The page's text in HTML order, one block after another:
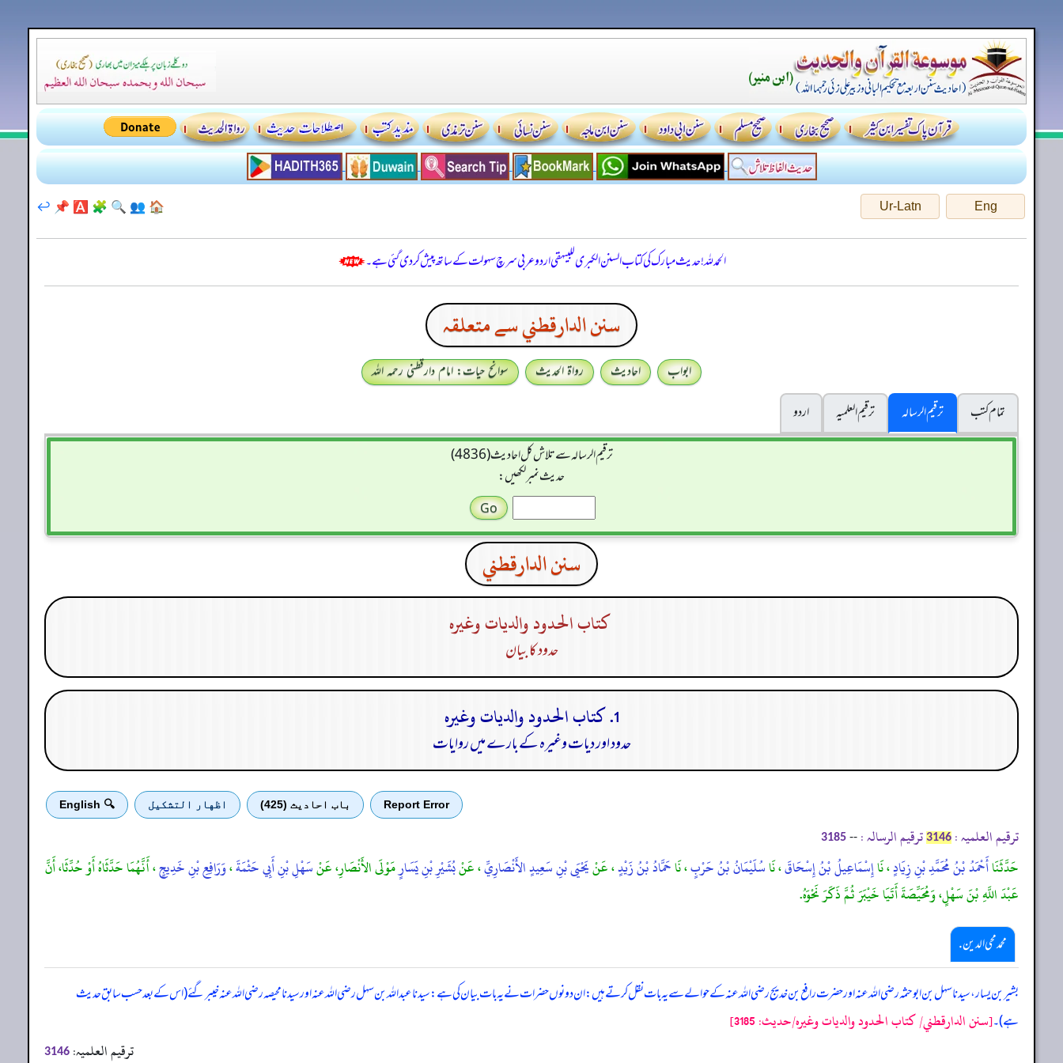
Eng
Ur-Latn
🏠
👥
🔍
🧩
🅰️
📌
↩️
الحمدللہ! حدیث مبارک کی کتاب السنن الكبرى للبيهقي اردو عربی سرچ سہولت کے ساتھ پیش کر دی گئی ہے۔
سنن الدارقطني سے متعلقہ
ابواب احادیث رواۃ الحدیث
سوانح حیات: امام دارقطنی رحمہ اللہ
تمام کتب
ترقیم الرسالہ ترقیم العلمیہ
اردو
ترقیم الرسالہ سے تلاش کل احادیث (4836)
حدیث نمبر لکھیں:
سنن الدارقطني
كتاب الحدود والديات وغيره
حدود کا بیان
1. كتاب الحدود والديات وغيره
حدود اور دیات وغیرہ کے بارے میں روایات
Report Error باب احادیث (425) اظهار التشكيل 🔍 English
ترقیم العلمیہ : 3146 ترقیم الرسالہ : --
3185
حَدَّثَنَاأَحْمَدُ بْنُ مُحَمَّدِ بْنِ زِيَادٍ، نَاإِسْمَاعِيلُ بْنُ إِسْحَاقَ، نَاسُلَيْمَانُ بْنُ حَرْبٍ، نَاحَمَّادُ بْنُ زَيْدٍ، عَنْيَحْيَى بْنِ سَعِيدٍ الأَنْصَارِيِّ، عَنْبُشَيْرِ بْنِ يَسَارٍمَوْلَى الأَنْصَارِ، عَنْسَهْلِ بْنِ أَبِي حَثْمَةَ،وَرَافِعِ بْنِ خَدِيجٍ، أَنَّهُمَا حَدَّثَاهُ أَوْ حُدِّثَا، أَنَّ
عَبْدَ اللَّهِ بْنَ سَهْلٍ، وَمُحَيِّصَةَ أَتَيَا خَيْبَرَ ثُمَّ ذَكَرَ نَحْوَهُ.
محمد محی الدین .
بشیر بن یسار، سیدنا سہل بن ابوحثمہ رضی اللہ عنہ اور حضرت رافع بن خدیج رضی اللہ عنہ کے حوالے سے یہ بات نقل کرتے ہیں: ان دونوں حضرات نے یہ بات بیان کی ہے: سیدنا عبداللہ بن سہل رضی اللہ عنہ اور سیدنا محیصہ رضی اللہ عنہ خیبر گئے (اس کے بعد حسب سابق حدیث
ہے)۔[سنن الدارقطني/ كتاب الحدود والديات وغيره/حدیث: 3185]
ترقیم العلمیہ: 3146